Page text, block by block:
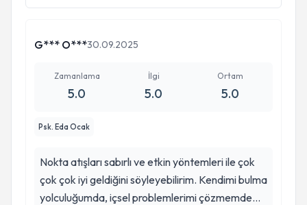
G*** O***30.09.2025
Zamanlama
5.0
İlgi
5.0
Ortam
5.0
Psk. Eda Ocak
Nokta atışları sabırlı ve etkin yöntemleri ile çok
çok çok iyi geldiğini söyleyebilirim. Kendimi bulma
yolculuğumda, içsel problemlerimi çözmemde